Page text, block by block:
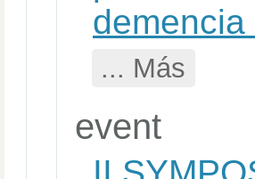
... Más
event